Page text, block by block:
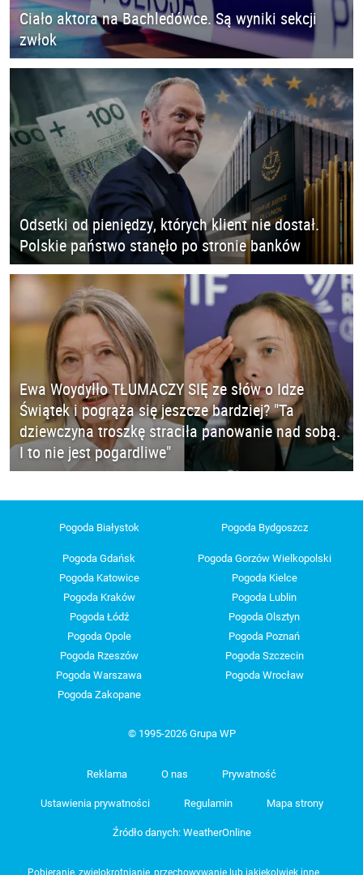
Ciało aktora na Bachledówce. Są wyniki sekcji
zwłok
Odsetki od pieniędzy, których klient nie dostał.
Polskie państwo stanęło po stronie banków
Ewa Woydyłło TŁUMACZY SIĘ ze słów o Idze
Świątek i pogrąża się jeszcze bardziej? "Ta
dziewczyna troszkę straciła panowanie nad sobą.
I to nie jest pogardliwe"
Pogoda Białystok Pogoda Bydgoszcz
Pogoda Gdańsk
Pogoda Gorzów Wielkopolski
Pogoda Katowice
Pogoda Kielce
Pogoda Kraków
Pogoda Lublin
Pogoda Łódź
Pogoda Olsztyn
Pogoda Opole
Pogoda Poznań
Pogoda Rzeszów
Pogoda Szczecin
Pogoda Warszawa
Pogoda Wrocław
Pogoda Zakopane
© 1995-2026 Grupa WP
Reklama O nas Prywatność
Ustawienia prywatności Regulamin Mapa strony
Źródło danych: WeatherOnline
Pobieranie, zwielokrotnianie, przechowywanie lub jakiekolwiek inne